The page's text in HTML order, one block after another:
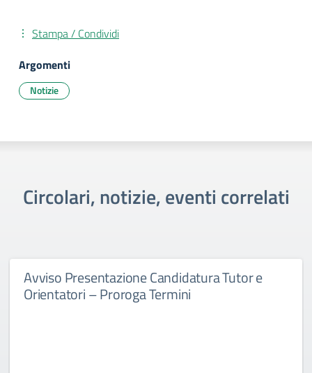
Stampa / Condividi
Argomenti
Notizie
Circolari, notizie, eventi correlati
Avviso Presentazione Candidatura Tutor e
Orientatori – Proroga Termini